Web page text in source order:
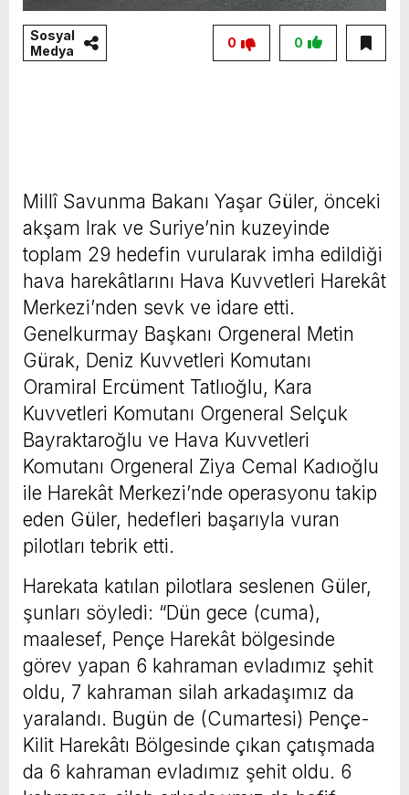
Sosyal
Medya
0
0
Millî Savunma Bakanı Yaşar Güler, önceki
akşam Irak ve Suriye’nin kuzeyinde
toplam 29 hedefin vurularak imha edildiği
hava harekâtlarını Hava Kuvvetleri Harekât
Merkezi’nden sevk ve idare etti.
Genelkurmay Başkanı Orgeneral Metin
Gürak, Deniz Kuvvetleri Komutanı
Oramiral Ercüment Tatlıoğlu, Kara
Kuvvetleri Komutanı Orgeneral Selçuk
Bayraktaroğlu ve Hava Kuvvetleri
Komutanı Orgeneral Ziya Cemal Kadıoğlu
ile Harekât Merkezi’nde operasyonu takip
eden Güler, hedefleri başarıyla vuran
pilotları tebrik etti.
Harekata katılan pilotlara seslenen Güler,
şunları söyledi: “Dün gece (cuma),
maalesef, Pençe Harekât bölgesinde
görev yapan 6 kahraman evladımız şehit
oldu, 7 kahraman silah arkadaşımız da
yaralandı. Bugün de (Cumartesi) Pençe-
Kilit Harekâtı Bölgesinde çıkan çatışmada
da 6 kahraman evladımız şehit oldu. 6